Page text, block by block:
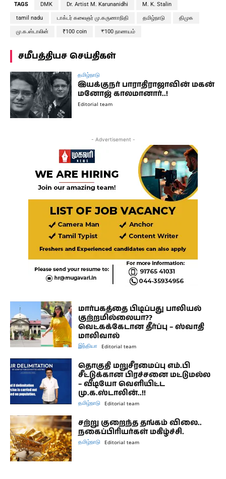
TAGS DMK Dr. Artist M. Karunanidhi M. K. Stalin
tamil nadu டாக்டர் கலைஞர் மு.கருணாநிதி தமிழ்நாடு திமுக
மு.க.ஸ்டாலின் ₹100 coin ₹100 நாணயம்
சமீபத்தியச செய்திகள்
தமிழ்நாடு
இயக்குநர் பாராதிராஜாவின் மகன்
மனோஜ் காலமானார்..!
Editorial team
- Advertisement -
மார்பகத்தை பிடிப்பது பாலியல்
குற்றமில்லையா??
வெட்கக்கேடான தீர்ப்பு – ஸ்வாதி
மாலிவால்
இந்தியா Editorial team
தொகுதி மறுசீரமைப்பு எம்.பி
சீட்டுக்கான பிரச்சனை மட்டுமல்ல
– வீடியோ வெளியிட்ட
மு.க.ஸ்டாலின்..!!
தமிழ்நாடு Editorial team
சற்று குறைந்த தங்கம் விலை..
நகைப்பிரியர்கள் மகிழ்ச்சி.
தமிழ்நாடு Editorial team